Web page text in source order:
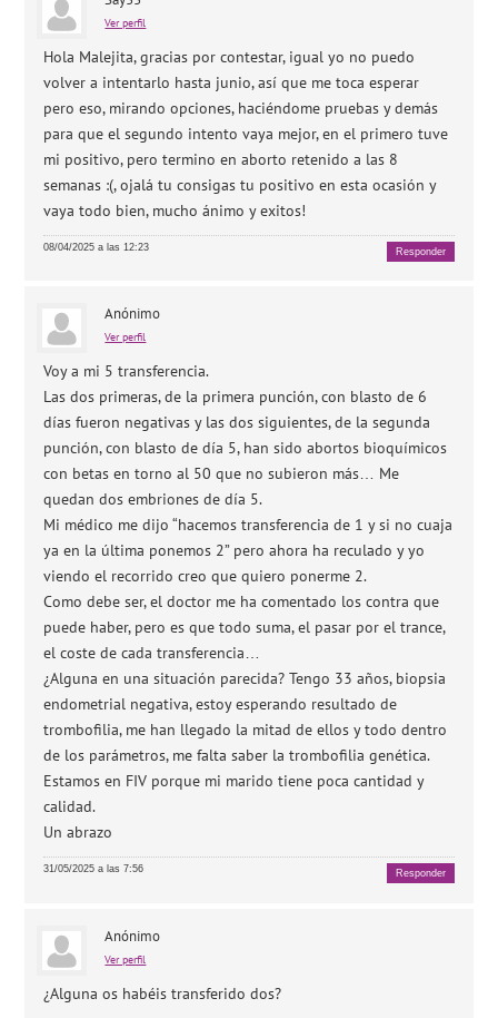
Ver perfil
Hola Malejita, gracias por contestar, igual yo no puedo
volver a intentarlo hasta junio, así que me toca esperar
pero eso, mirando opciones, haciéndome pruebas y demás
para que el segundo intento vaya mejor, en el primero tuve
mi positivo, pero termino en aborto retenido a las 8
semanas :(, ojalá tu consigas tu positivo en esta ocasión y
vaya todo bien, mucho ánimo y exitos!
08/04/2025 a las 12:23 Responder
Anónimo
Ver perfil
Voy a mi 5 transferencia.
Las dos primeras, de la primera punción, con blasto de 6
días fueron negativas y las dos siguientes, de la segunda
punción, con blasto de día 5, han sido abortos bioquímicos
con betas en torno al 50 que no subieron más… Me
quedan dos embriones de día 5.
Mi médico me dijo “hacemos transferencia de 1 y si no cuaja
ya en la última ponemos 2” pero ahora ha reculado y yo
viendo el recorrido creo que quiero ponerme 2.
Como debe ser, el doctor me ha comentado los contra que
puede haber, pero es que todo suma, el pasar por el trance,
el coste de cada transferencia…
¿Alguna en una situación parecida? Tengo 33 años, biopsia
endometrial negativa, estoy esperando resultado de
trombofilia, me han llegado la mitad de ellos y todo dentro
de los parámetros, me falta saber la trombofilia genética.
Estamos en FIV porque mi marido tiene poca cantidad y
calidad.
Un abrazo
31/05/2025 a las 7:56 Responder
Anónimo
Ver perfil
¿Alguna os habéis transferido dos?